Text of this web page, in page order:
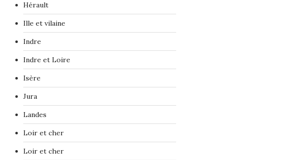
Hérault
Ille et vilaine
Indre
Indre et Loire
Isère
Jura
Landes
Loir et cher
Loir et cher